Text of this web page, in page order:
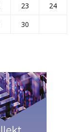
23
24
30